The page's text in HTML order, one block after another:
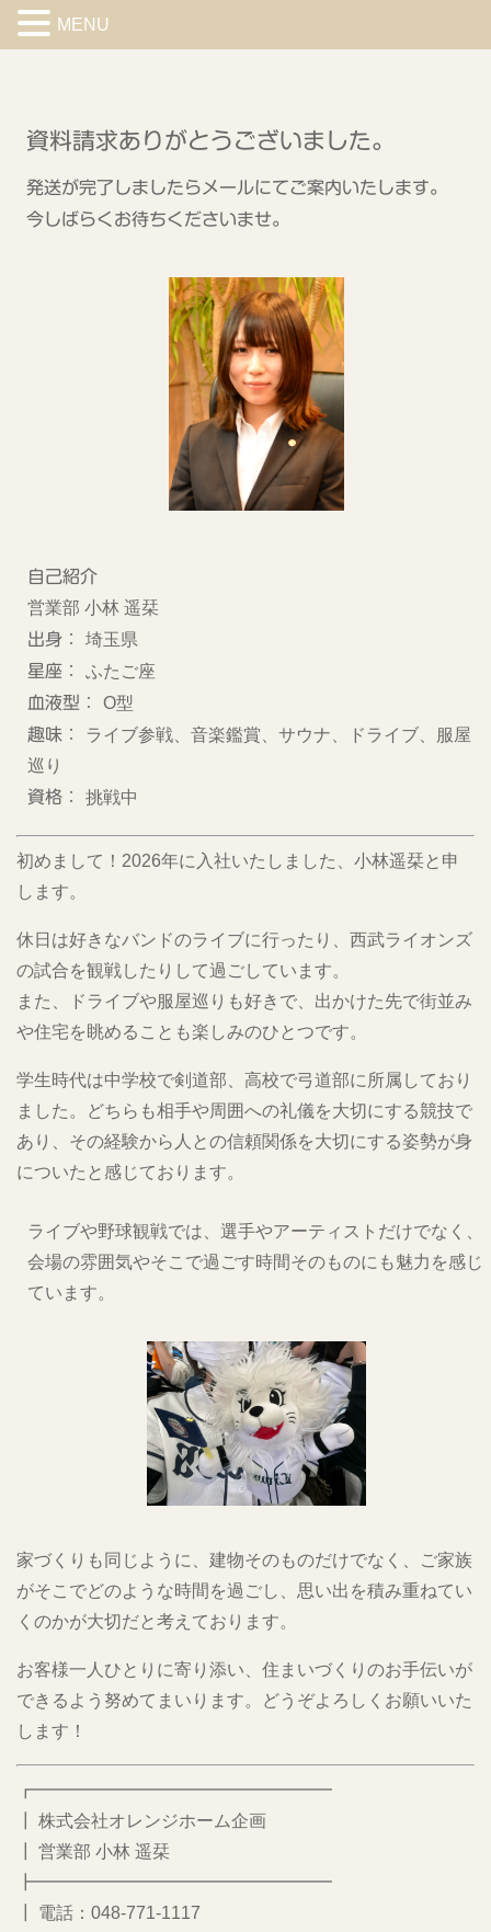
資料請求ありがとうございました。
発送が完了しましたらメールにてご案内いたします。
今しばらくお待ちくださいませ。
自己紹介
営業部 小林 遥栞
出身： 埼玉県
星座： ふたご座
血液型： O型
趣味： ライブ参戦、音楽鑑賞、サウナ、ドライブ、服屋
巡り
資格： 挑戦中
初めまして！2026年に入社いたしました、小林遥栞と申
します。
休日は好きなバンドのライブに行ったり、西武ライオンズ
の試合を観戦したりして過ごしています。
また、ドライブや服屋巡りも好きで、出かけた先で街並み
や住宅を眺めることも楽しみのひとつです。
学生時代は中学校で剣道部、高校で弓道部に所属しており
ました。どちらも相手や周囲への礼儀を大切にする競技で
あり、その経験から人との信頼関係を大切にする姿勢が身
についたと感じております。
ライブや野球観戦では、選手やアーティストだけでなく、
会場の雰囲気やそこで過ごす時間そのものにも魅力を感じ
ています。
家づくりも同じように、建物そのものだけでなく、ご家族
がそこでどのような時間を過ごし、思い出を積み重ねてい
くのかが大切だと考えております。
お客様一人ひとりに寄り添い、住まいづくりのお手伝いが
できるよう努めてまいります。どうぞよろしくお願いいた
します！
┏━━━━━━━━━━━━━━━━━
┃ 株式会社オレンジホーム企画
┃ 営業部 小林 遥栞
┣━━━━━━━━━━━━━━━━━
┃ 電話：048-771-1117
MENU